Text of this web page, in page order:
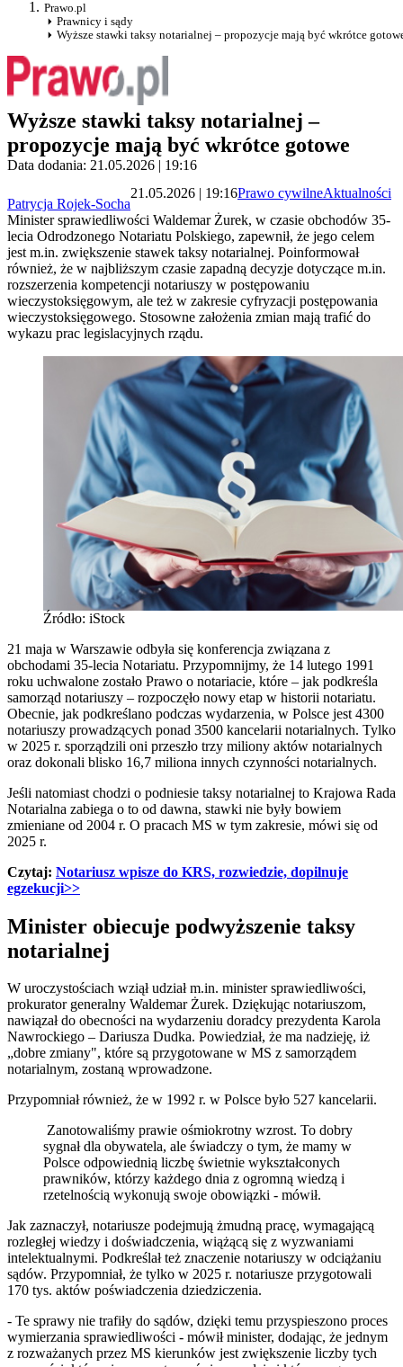
Prawo.pl
Prawnicy i sądy
Wyższe stawki taksy notarialnej – propozycje mają być wkrótce
Wyższe stawki taksy notarialnej –
propozycje mają być wkrótce gotowe
Data dodania: 21.05.2026 | 19:16
Patrycja Rojek-Socha
21.05.2026 | 19:16Prawo cywilneAktualności
Minister sprawiedliwości Waldemar Żurek, w czasie obchodów 35-
lecia Odrodzonego Notariatu Polskiego, zapewnił, że jego celem
jest m.in. zwiększenie stawek taksy notarialnej. Poinformował
również, że w najbliższym czasie zapadną decyzje dotyczące m.in.
rozszerzenia kompetencji notariuszy w postępowaniu
wieczystoksięgowym, ale też w zakresie cyfryzacji postępowania
wieczystoksięgowego. Stosowne założenia zmian mają trafić do
wykazu prac legislacyjnych rządu.
Źródło: iStock
21 maja w Warszawie odbyła się konferencja związana z
obchodami 35-lecia Notariatu. Przypomnijmy, że 14 lutego 1991
roku uchwalone zostało Prawo o notariacie, które – jak podkreśla
samorząd notariuszy – rozpoczęło nowy etap w historii notariatu.
Obecnie, jak podkreślano podczas wydarzenia, w Polsce jest 4300
notariuszy prowadzących ponad 3500 kancelarii notarialnych. Tylko
w 2025 r. sporządzili oni przeszło trzy miliony aktów notarialnych
oraz dokonali blisko 16,7 miliona innych czynności notarialnych.
Jeśli natomiast chodzi o podniesie taksy notarialnej to Krajowa Rada
Notarialna zabiega o to od dawna, stawki nie były bowiem
zmieniane od 2004 r. O pracach MS w tym zakresie, mówi się od
2025 r.
Czytaj: Notariusz wpisze do KRS, rozwiedzie, dopilnuje
egzekucji>>
Minister obiecuje podwyższenie taksy
notarialnej
W uroczystościach wziął udział m.in. minister sprawiedliwości,
prokurator generalny Waldemar Żurek. Dziękując notariuszom,
nawiązał do obecności na wydarzeniu doradcy prezydenta Karola
Nawrockiego – Dariusza Dudka. Powiedział, że ma nadzieję, iż
„dobre zmiany", które są przygotowane w MS z samorządem
notarialnym, zostaną wprowadzone.
Przypomniał również, że w 1992 r. w Polsce było 527 kancelarii.
Zanotowaliśmy prawie ośmiokrotny wzrost. To dobry
sygnał dla obywatela, ale świadczy o tym, że mamy w
Polsce odpowiednią liczbę świetnie wykształconych
prawników, którzy każdego dnia z ogromną wiedzą i
rzetelnością wykonują swoje obowiązki - mówił.
Jak zaznaczył, notariusze podejmują żmudną pracę, wymagającą
rozległej wiedzy i doświadczenia, wiążącą się z wyzwaniami
intelektualnymi. Podkreślał też znaczenie notariuszy w odciążaniu
sądów. Przypomniał, że tylko w 2025 r. notariusze przygotowali
170 tys. aktów poświadczenia dziedziczenia.
- Te sprawy nie trafiły do sądów, dzięki temu przyspieszono proces
wymierzania sprawiedliwości - mówił minister, dodając, że jednym
z rozważanych przez MS kierunków jest zwiększenie liczby tych